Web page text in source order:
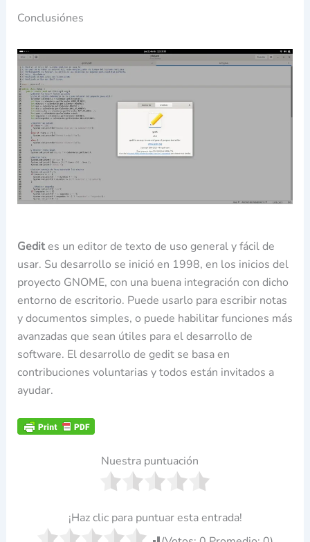
Conclusiónes
Gedites un editor de texto de uso general y fácil de
usar. Su desarrollo se inició en 1998, en los inicios del
proyecto GNOME, con una buena integración con dicho
entorno de escritorio. Puede usarlo para escribir notas
y documentos simples, o puede habilitar funciones más
avanzadas que sean útiles para el desarrollo de
software. El desarrollo de gedit se basa en
contribuciones voluntarias y todos están invitados a
ayudar.
Nuestra puntuación
¡Haz clic para puntuar esta entrada!